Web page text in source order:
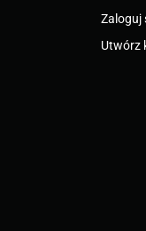
Zaloguj
Utwórz